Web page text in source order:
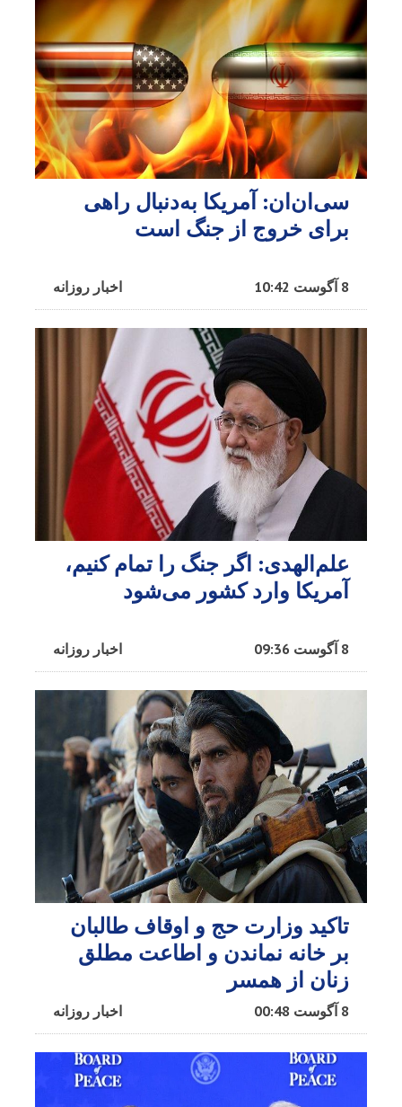
سی‌ان‌ان: آمریکا به‌دنبال راهی
برای خروج از جنگ است
اخبار روزانه 8 آگوست 10:42
علم‌الهدی: اگر جنگ را تمام کنیم،
آمریکا وارد کشور می‌شود
اخبار روزانه 8 آگوست 09:36
تاکید وزارت حج و اوقاف طالبان
بر خانه نماندن و اطاعت مطلق
زنان از همسر
اخبار روزانه 8 آگوست 00:48